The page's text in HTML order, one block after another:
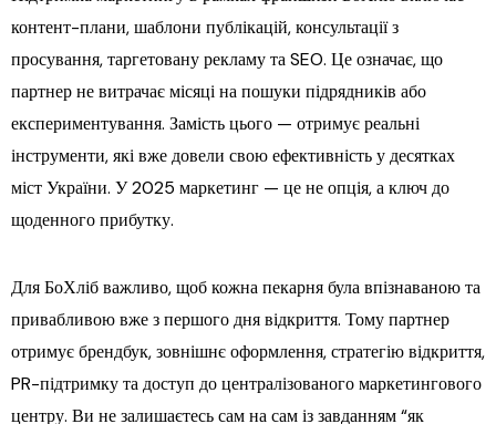
контент-плани, шаблони публікацій, консультації з
просування, таргетовану рекламу та SEO. Це означає, що
партнер не витрачає місяці на пошуки підрядників або
експериментування. Замість цього — отримує реальні
інструменти, які вже довели свою ефективність у десятках
міст України. У 2025 маркетинг — це не опція, а ключ до
щоденного прибутку.
Для БоХліб важливо, щоб кожна пекарня була впізнаваною та
привабливою вже з першого дня відкриття. Тому партнер
отримує брендбук, зовнішнє оформлення, стратегію відкриття,
PR-підтримку та доступ до централізованого маркетингового
центру. Ви не залишаєтесь сам на сам із завданням “як